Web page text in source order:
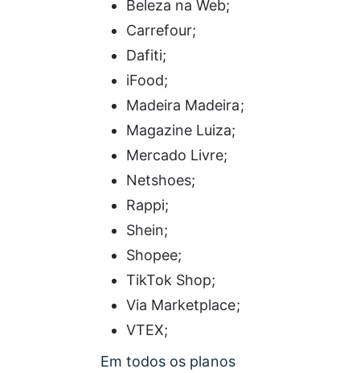
Beleza na Web;
Carrefour;
Dafiti;
iFood;
Madeira Madeira;
Magazine Luiza;
Mercado Livre;
Netshoes;
Rappi;
Shein;
Shopee;
TikTok Shop;
Via Marketplace;
VTEX;
Em todos os planos